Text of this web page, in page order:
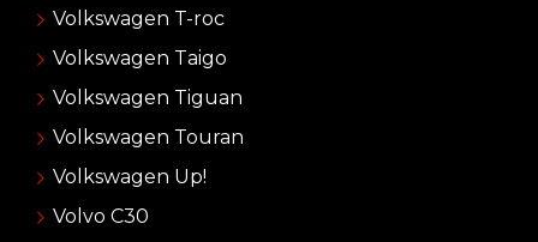
Volkswagen T-roc
Volkswagen Taigo
Volkswagen Tiguan
Volkswagen Touran
Volkswagen Up!
Volvo C30